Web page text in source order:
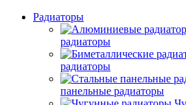
Радиаторы
радиаторы
радиаторы
панельные радиаторы